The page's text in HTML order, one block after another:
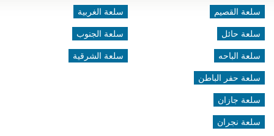
سلعة القصيم
سلعة حائل
سلعة الباحه
سلعة حفر الباطن
سلعة جازان
سلعة نجران
سلعة الغربية
سلعة الجنوب
سلعة الشرقية